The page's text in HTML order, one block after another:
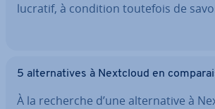
lucratif, à condition toutefois de
5 al­ter­na­tives à Nextcloud en
À la recherche d’une al­ter­na­tive à